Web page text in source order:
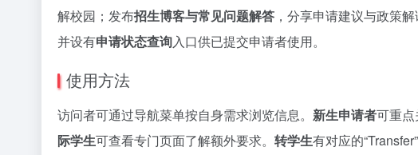
解校园；发布招生博客与常见问题解答 ，分享申请建议与政策
并设有申请状态查询入口供已提交申请者使用。
使用方法
访问者可通过导航菜单按自身需求浏览信息。 新生申请者可重点
际学生可查看专门页面了解额外要求。 转学生有对应的